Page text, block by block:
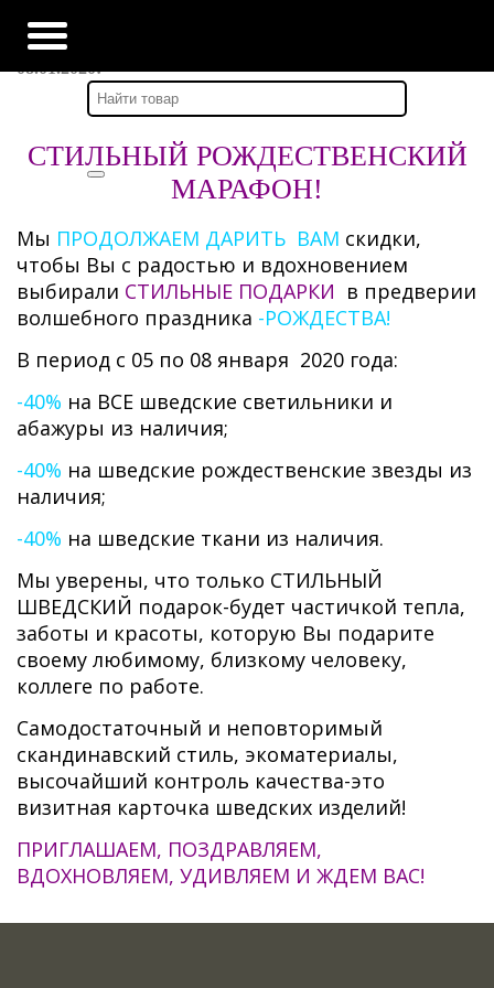
Наши новости
СТИЛЬНЫЙ РОЖДЕСТВЕНСКИЙ МАРАФОН с 05 по
08.01.2020!
СТИЛЬНЫЙ РОЖДЕСТВЕНСКИЙ
МАРАФОН!
Мы ПРОДОЛЖАЕМ ДАРИТЬ ВАМ скидки,
чтобы Вы с радостью и вдохновением
выбирали СТИЛЬНЫЕ ПОДАРКИ в предверии
волшебного праздника -РОЖДЕСТВА!
В период с 05 по 08 января 2020 года:
-40% на ВСЕ шведские светильники и
абажуры из наличия;
-40% на шведские рождественские звезды из
наличия;
-40% на шведские ткани из наличия.
Мы уверены, что только СТИЛЬНЫЙ
ШВЕДСКИЙ подарок-будет частичкой тепла,
заботы и красоты, которую Вы подарите
своему любимому, близкому человеку,
коллеге по работе.
Самодостаточный и неповторимый
скандинавский стиль, экоматериалы,
высочайший контроль качества-это
визитная карточка шведских изделий!
ПРИГЛАШАЕМ, ПОЗДРАВЛЯЕМ,
ВДОХНОВЛЯЕМ, УДИВЛЯЕМ И ЖДЕМ ВАС!